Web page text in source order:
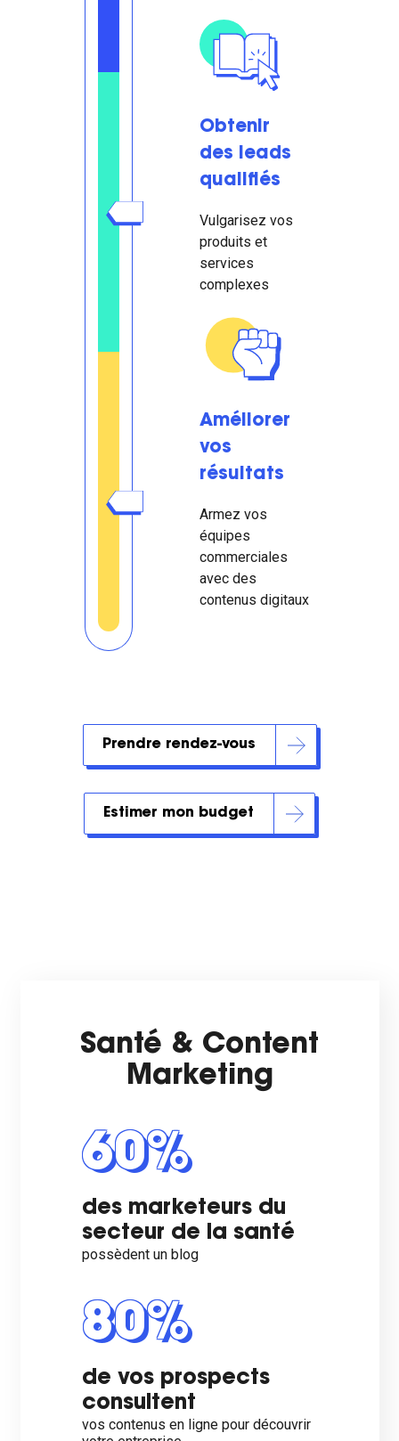
Obtenir
des leads
qualifiés
Vulgarisez vos
produits et
services
complexes
Améliorer
vos
résultats
Armez vos
équipes
commerciales
avec des
contenus digitaux
Prendre rendez-vous
Estimer mon budget
Santé & Content
Marketing
60%
des marketeurs du
secteur de la santé
possèdent un blog
80%
de vos prospects
consultent
vos contenus en ligne pour découvrir